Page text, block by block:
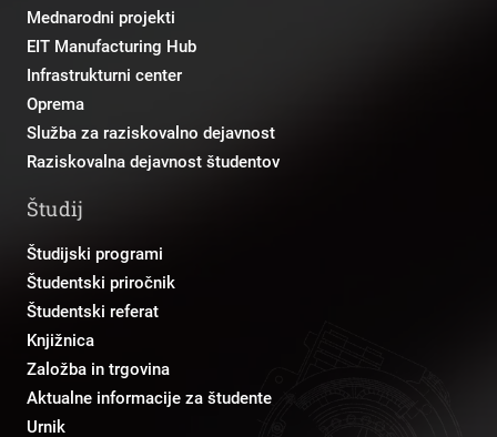
Mednarodni projekti
EIT Manufacturing Hub
Infrastrukturni center
Oprema
Služba za raziskovalno dejavnost
Raziskovalna dejavnost študentov
Študij
Študijski programi
Študentski priročnik
Študentski referat
Knjižnica
Založba in trgovina
Aktualne informacije za študente
Urnik